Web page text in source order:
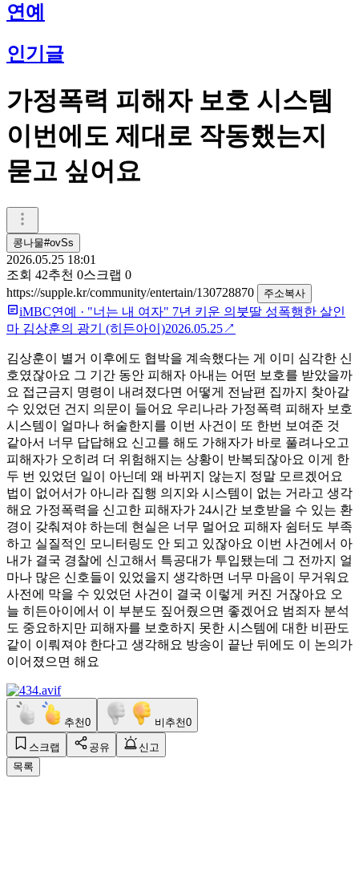
연예
인기글
가정폭력 피해자 보호 시스템
이번에도 제대로 작동했는지
묻고 싶어요
콩나물#ovSs
2026.05.25 18:01
조회 42추천 0스크랩 0
https://supple.kr/community/entertain/130728870
주소복사
iMBC연예 · "너는 내 여자" 7년 키운 의붓딸 성폭행한 살인
마 김상훈의 광기 (히든아이)2026.05.25↗
김상훈이 별거 이후에도 협박을 계속했다는 게 이미 심각한 신
호였잖아요 그 기간 동안 피해자 아내는 어떤 보호를 받았을까
요 접근금지 명령이 내려졌다면 어떻게 전남편 집까지 찾아갈
수 있었던 건지 의문이 들어요 우리나라 가정폭력 피해자 보호
시스템이 얼마나 허술한지를 이번 사건이 또 한번 보여준 것
같아서 너무 답답해요 신고를 해도 가해자가 바로 풀려나오고
피해자가 오히려 더 위험해지는 상황이 반복되잖아요 이게 한
두 번 있었던 일이 아닌데 왜 바뀌지 않는지 정말 모르겠어요
법이 없어서가 아니라 집행 의지와 시스템이 없는 거라고 생각
해요 가정폭력을 신고한 피해자가 24시간 보호받을 수 있는 환
경이 갖춰져야 하는데 현실은 너무 멀어요 피해자 쉼터도 부족
하고 실질적인 모니터링도 안 되고 있잖아요 이번 사건에서 아
내가 결국 경찰에 신고해서 특공대가 투입됐는데 그 전까지 얼
마나 많은 신호들이 있었을지 생각하면 너무 마음이 무거워요
사전에 막을 수 있었던 사건이 결국 이렇게 커진 거잖아요 오
늘 히든아이에서 이 부분도 짚어줬으면 좋겠어요 범죄자 분석
도 중요하지만 피해자를 보호하지 못한 시스템에 대한 비판도
같이 이뤄져야 한다고 생각해요 방송이 끝난 뒤에도 이 논의가
이어졌으면 해요
추천0 비추천0
스크랩 공유
신고
목록